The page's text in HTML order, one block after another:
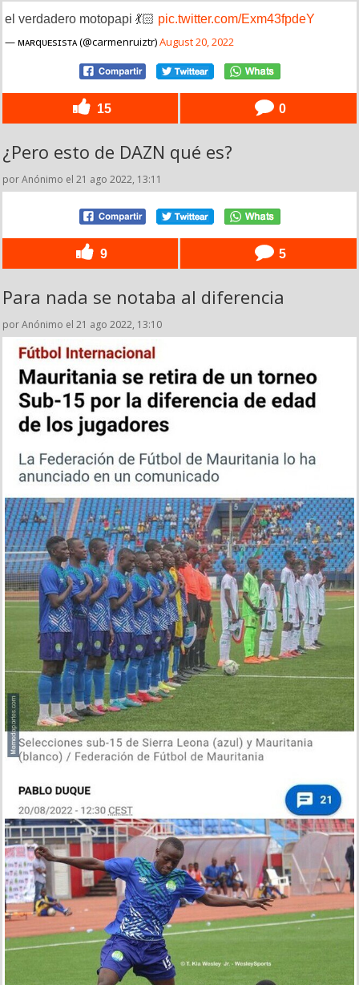
el verdadero motopapi 💃🏻 pic.twitter.com/Exm43fpdeY
— ᴍᴀʀqᴜᴇsɪsᴛᴀ (@carmenruiztr)August 20, 2022
15 0
¿Pero esto de DAZN qué es?
por Anónimo el 21 ago 2022, 13:11
9 5
Para nada se notaba al diferencia
por Anónimo el 21 ago 2022, 13:10